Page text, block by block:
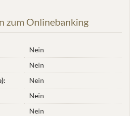
zum Onlinebanking
Nein
Nein
Nein
Nein
Nein